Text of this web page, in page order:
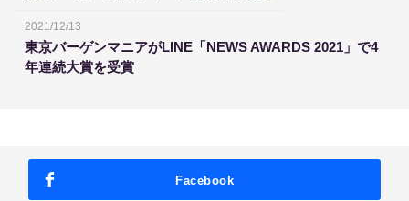
2021/12/13
東京バーゲンマニアがLINE「NEWS AWARDS 2021」で4
年連続大賞を受賞
Facebook